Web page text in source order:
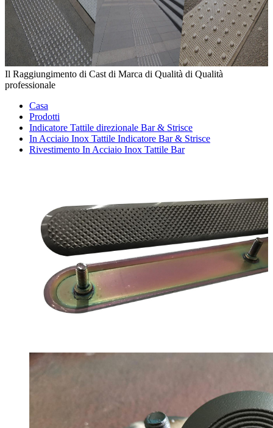
Il Raggiungimento di Cast di Marca di Qualità di Qualità
professionale
Casa
Prodotti
Indicatore Tattile direzionale Bar & Strisce
In Acciaio Inox Tattile Indicatore Bar & Strisce
Rivestimento In Acciaio Inox Tattile Bar